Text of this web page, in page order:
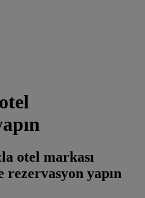
otel markası
rezervasyon yapın